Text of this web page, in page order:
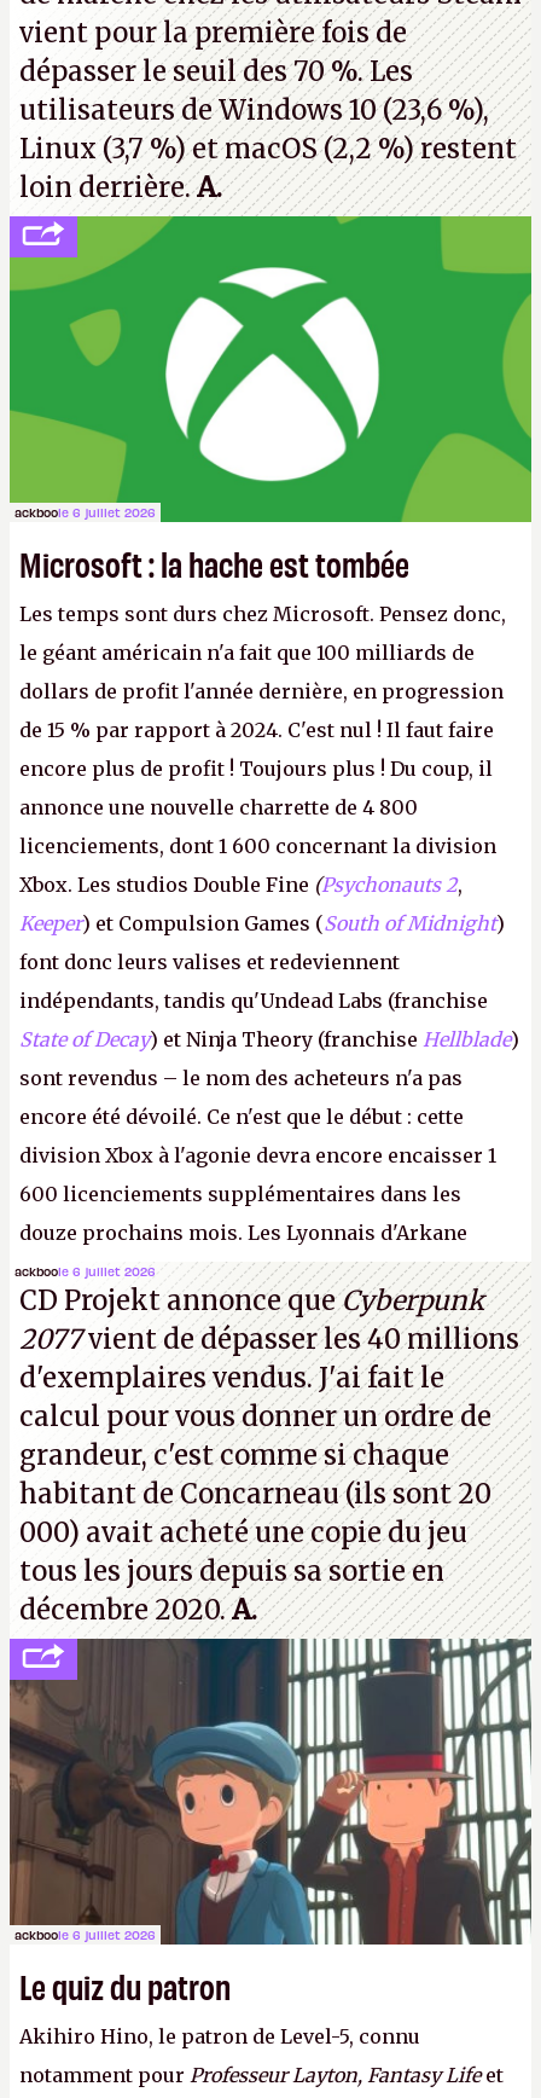
vient pour la première fois de
dépasser le seuil des 70 %. Les
utilisateurs de Windows 10 (23,6 %),
Linux (3,7 %) et macOS (2,2 %) restent
loin derrière.A.
ackboole 6 juillet 2026
Microsoft : la hache est tombée
Les temps sont durs chez Microsoft. Pensez donc,
le géant américain n'a fait que 100 milliards de
dollars de profit l'année dernière, en progression
de 15 % par rapport à 2024. C'est nul ! Il faut faire
encore plus de profit ! Toujours plus ! Du coup, il
annonce une nouvelle charrette de 4 800
licenciements, dont 1 600 concernant la division
Xbox. Les studios Double Fine (Psychonauts 2,
Keeper) et Compulsion Games (South of Midnight)
font donc leurs valises et redeviennent
indépendants, tandis qu'Undead Labs (franchise
State of Decay) et Ninja Theory (franchise Hellblade)
sont revendus – le nom des acheteurs n'a pas
encore été dévoilé. Ce n'est que le début : cette
division Xbox à l'agonie devra encore encaisser 1
600 licenciements supplémentaires dans les
douze prochains mois. Les Lyonnais d'Arkane
(Dishonored, Deathloop) pourraient faire partie des
prochaines victimes, puisque Microsoft a confirmé
vouloir se séparer du studio.A.
ackboole 6 juillet 2026
CD Projekt annonce queCyberpunk
2077vient de dépasser les 40 millions
d'exemplaires vendus. J'ai fait le
calcul pour vous donner un ordre de
grandeur, c'est comme si chaque
habitant de Concarneau (ils sont 20
000) avait acheté une copie du jeu
tous les jours depuis sa sortie en
décembre 2020.A.
ackboole 6 juillet 2026
Le quiz du patron
Akihiro Hino, le patron de Level-5, connu
notamment pour Professeur Layton, Fantasy Lifeet